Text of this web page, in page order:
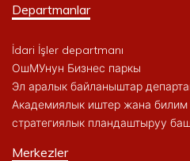
Departmanlar
İdari İşler departmanı
ОшМУнун Бизнес паркы
Эл аралык байланыштар
Академиялык иштер жана билим
стратегиялык пландаштыруу
Merkezler